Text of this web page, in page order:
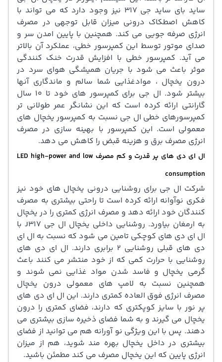
ساید بای ساید جی 317 نیز وجود دارد که می تواند با
کاهش اصطکاک درونی میزان قابل توجهی در مصرف
انرژی صرفه جویی می کند. همچنین با پایین امدن سر و
صدای موتور توسط این کمپرسور خطی، عملکرد آن بالاتر
می آید. کمپرسور خطی با افزایش قدرت خنک کنندگی
موثر باعث می شود با جریان همیشگی هوای سرد در
درون یخچال ، موادغذایی شما سالم و ماندگاری آنها
بیشتر شود. ال جی برای کمپرسور های خود تا 10 سال
گارانتی ارائه کرده است که این نشانگر عمر طولانی تر
کمپرسورهای خطی ال جی نسبت به کمپرسور یخچال های
معمولی است. این کمپرسور با بهینه سازی در مصرف
انرژی مصرف برق و هزینه قبض را کاهش می دهد.
ال ای دی های پر قدرت و کم مصرف LED high-power and low
consumption
شرکت ال جی برای روشنایی درونی یخچال های خود نیز
فکری نوآوانه ارائه کرده است تا راحتی بیشتری به مصرف
کنندگان خود ارائه دهد و مصرف انرژی کمتری را در یخچال
به ارمغان بیاورد. روشنایی داخلی یخچال ال جی J317 با
ال ای دی های کوچکی تامین می شود که نسبت به ال ای
دی های قبلی روشنایی 2 برابری دارند. ال ای دی های
روشنایی با حرارت کمی که از خود منتشر می کنند باعث
گرمی یخچال و فاسد شدن مواد غذایی نمی شوند و
همچنین نسبت به لامپ های معمولی درون یخچال
مصرف انرژی فوق العاده کمتری دارند. این ال ای دی های
پر نور با سایز کوپکتری که دارند، فضای کمتری را درون
یخچال می گیرند و به شما فضای ذخیره سازی بیشتری می
دهند. پس با این ویژگی نو آورانه هم می توانید از فضای
بیشتری در داخل یخچال بهره مند شوید، هم از میزان
انرژی پایین که این یخچال مصرف می کند مطمئن باشید.